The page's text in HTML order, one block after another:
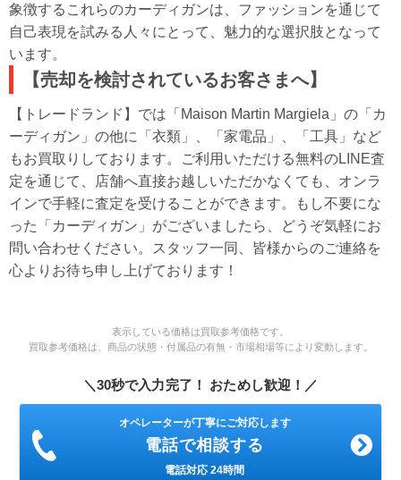
象徴するこれらのカーディガンは、ファッションを通じて
自己表現を試みる人々にとって、魅力的な選択肢となって
います。
【売却を検討されているお客さまへ】
【トレードランド】では「Maison Martin Margiela」の「カ
ーディガン」の他に「衣類」、「家電品」、「工具」など
もお買取りしております。ご利用いただける無料のLINE査
定を通じて、店舗へ直接お越しいただかなくても、オンラ
インで手軽に査定を受けることができます。もし不要にな
った「カーディガン」がございましたら、どうぞ気軽にお
問い合わせください。スタッフ一同、皆様からのご連絡を
心よりお待ち申し上げております！
表示している価格は買取参考価格です。
買取参考価格は、商品の状態・付属品の有無・市場相場等により変動します。
＼30秒で入力完了！ おためし歓迎！／
オペレーターが丁寧にご対応します
電話で相談する
電話対応 24時間